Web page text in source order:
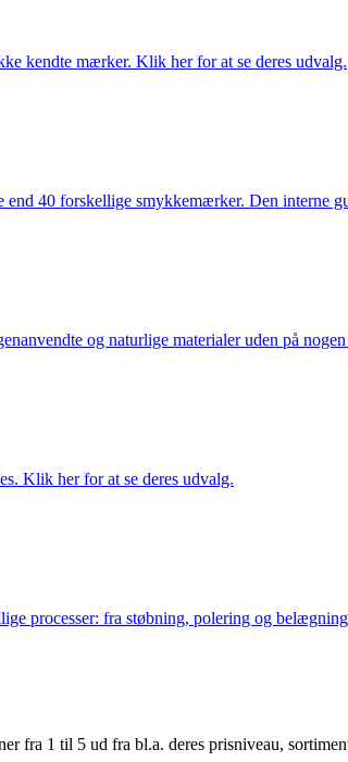
kendte mærker. Klik her for at se deres udvalg.
40 forskellige smykkemærker. Den interne
og naturlige materialer uden på
Klik her for at se deres udvalg.
processer: fra støbning, polering og
fra 1 til 5 ud fra bl.a. deres prisniveau,